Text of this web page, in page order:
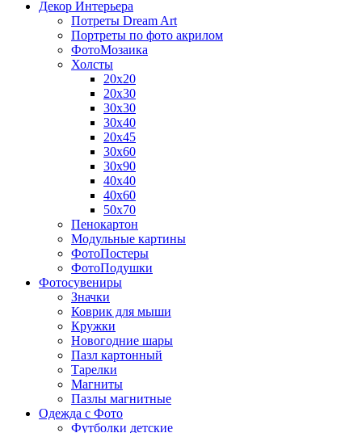
Декор Интерьера
Потреты Dream Art
Портреты по фото акрилом
ФотоМозаика
Холсты
20х20
20х30
30х30
30х40
20х45
30х60
30х90
40х40
40х60
50х70
Пенокартон
Модульные картины
ФотоПостеры
ФотоПодушки
Фотоcувениры
Значки
Коврик для мыши
Кружки
Новогодние шары
Пазл картонный
Тарелки
Магниты
Пазлы магнитные
Одежда с Фото
Футболки детские